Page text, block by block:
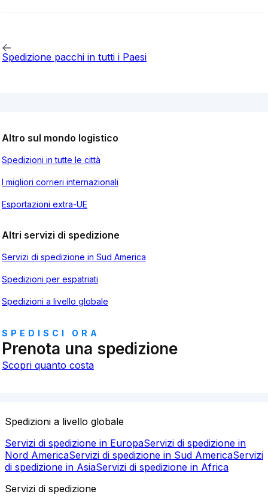
Spedizione pacchi in tutti i Paesi
Altro sul mondo logistico
Spedizioni in tutte le città
I migliori corrieri internazionali
Esportazioni extra-UE
Altri servizi di spedizione
Servizi di spedizione in Sud America
Spedizioni per espatriati
Spedizioni a livello globale
SPEDISCI ORA
Prenota una spedizione
Scopri quanto costa
Spedizioni a livello globale
Servizi di spedizione in EuropaServizi di spedizione in
Nord AmericaServizi di spedizione in Sud AmericaServizi
di spedizione in AsiaServizi di spedizione in Africa
Servizi di spedizione